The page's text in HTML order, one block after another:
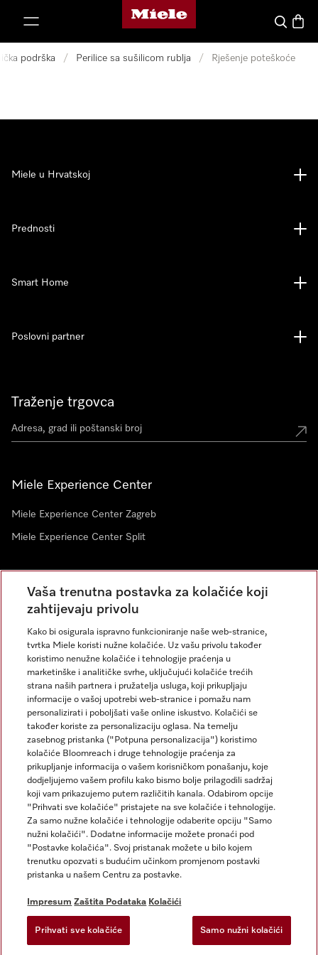
Miele početna stranica
Pretraga
podrška / Perilice sa sušilicom rublja / Rješenje poteškoće
Traženje trgovca
Miele Experience Center
Miele Experience Center Zagreb
Miele Experience Center Split
Newsletter
Miele u Hrvatskoj
Prednosti
Smart Home
Poslovni partner
Impresum
Opći uvjeti
Zaštita podataka
Uvjeti Korištenja
Izjava o pristupačnosti
Zakon o digitalnim uslugama
Postavke kolačića
Miele na Instagramu
Miele na Facebooku
Vaša trenutna postavka za kolačiće koji
zahtijevaju privolu
Kako bi osigurala ispravno funkcioniranje naše web-stranice,
tvrtka Miele koristi nužne kolačiće. Uz vašu privolu također
koristimo nenužne kolačiće i tehnologije praćenja u
marketinške i analitičke svrhe, uključujući kolačiće trećih
strana naših partnera i pružatelja usluga, koji prikupljaju
informacije o vašoj upotrebi web-stranice i pomažu nam
personalizirati i poboljšati vaše online iskustvo. Kolačići se
također koriste za personalizaciju oglasa. Na temelju
zasebnog pristanka ("Potpuna personalizacija") koristimo
kolačiće Bloomreach i druge tehnologije praćenja za
prikupljanje informacija o vašem korisničkom ponašanju, koje
dodjeljujemo vašem profilu kako bismo bolje prilagodili sadržaj
koji vam prikazujemo putem različitih kanala. Odabirom opcije
"Prihvati sve kolačiće" pristajete na sve kolačiće i tehnologije.
Za samo nužne kolačiće i tehnologije odaberite opciju "Samo
nužni kolačići". Dodatne informacije možete pronaći pod
"Postavke kolačića". Svoj pristanak možete u bilo kojem
trenutku opozvati s budućim učinkom promjenom postavki
pristanka u našem Centru za postavke.
Impresum Zaštita Podataka Kolačići
Prihvati sve kolačiće Samo nužni kolačići